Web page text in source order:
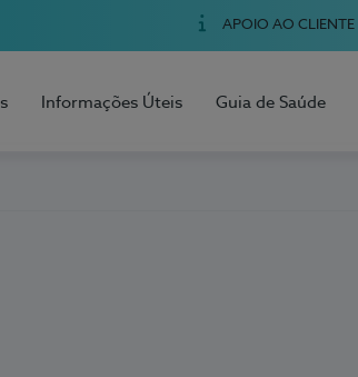
APOIO AO CLIENTE
Informações Úteis Guia de Saúde